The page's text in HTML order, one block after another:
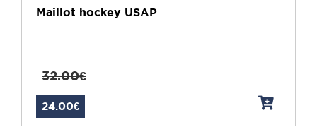
Maillot hockey USAP
24.00€
32.00€